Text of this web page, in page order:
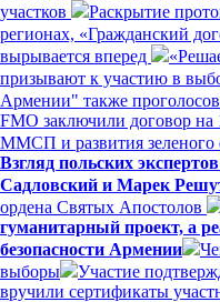
участков
Раскрытие
регионах, «Гражданский
вырывается вперед
призывают к участию в
Армении" также
FMO заключили договор
ММСП и развития
Взгляд польских
Садловский и Марек
ордена Святых Апостолов
гуманитарный проект, а
безопасности Армении
выборы
Участие
вручили сертификаты